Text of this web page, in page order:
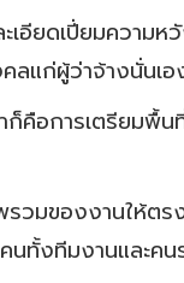
อียดเปี่ยมความ
ลแก่ผู้ว่าจ้างนั่นเอ
คือการเตรียมพื้
รวมของงานให้
ทั้งทีมงานและคน